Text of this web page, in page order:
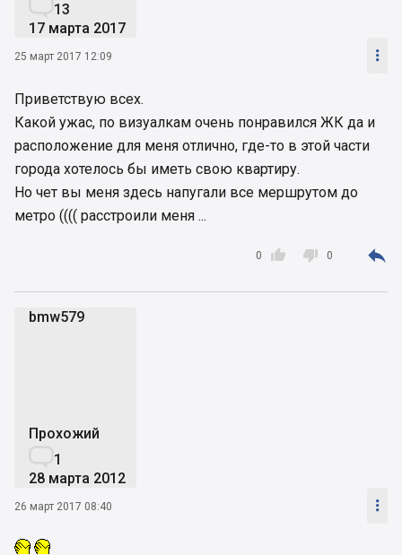
13
17 марта 2017
25 март 2017 12:09 
Приветствую всех.
Какой ужас, по визуалкам очень понравился ЖК да и
расположение для меня отлично, где-то в этой части
города хотелось бы иметь свою квартиру.
Но чет вы меня здесь напугали все мершрутом до
метро (((( расстроили меня ...

0  0 
bmw579
Прохожий
1
28 марта 2012
26 март 2017 08:40 